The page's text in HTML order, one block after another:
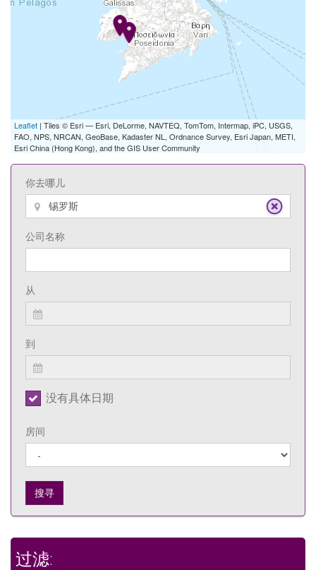
Leaflet | Tiles © Esri — Esri, DeLorme, NAVTEQ, TomTom, Intermap, iPC, USGS,
FAO, NPS, NRCAN, GeoBase, Kadaster NL, Ordnance Survey, Esri Japan, METI,
Esri China (Hong Kong), and the GIS User Community
你去哪儿
公司名称
从
到
没有具体日期
房间
搜寻
过滤: